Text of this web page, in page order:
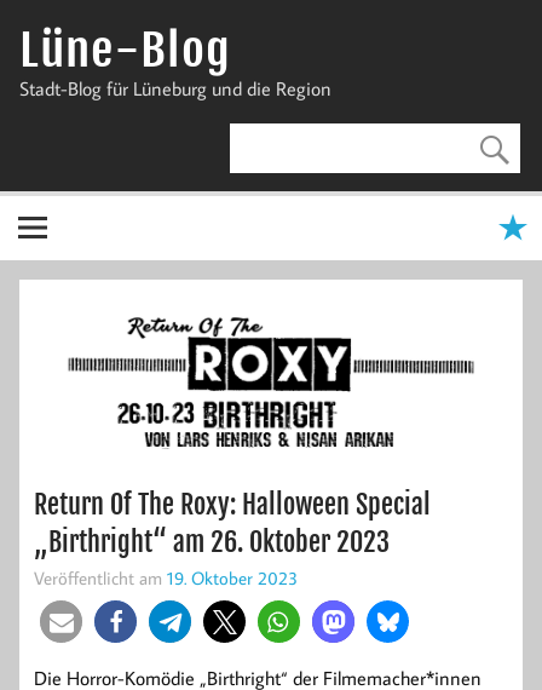
InhaltLüne-Blog
Stadt-Blog für Lüneburg und die Region
Return Of The Roxy: Halloween Special
„Birthright“ am 26. Oktober 2023
Veröffentlicht am 19. Oktober 2023
Die Horror-Komödie „Birthright“ der Filmemacher*innen